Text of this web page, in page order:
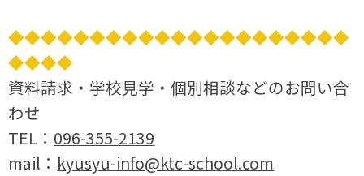
◆◆◆◆◆◆◆◆◆◆◆◆◆◆◆◆◆◆◆◆◆
◆◆◆◆
資料請求・学校見学・個別相談などのお問い合
わせ
TEL： 096-355-2139
mail： kyusyu-info@ktc-school.com